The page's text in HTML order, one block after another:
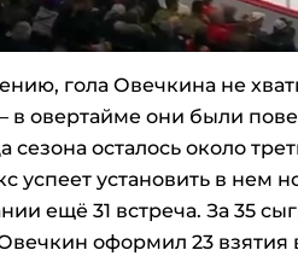
гола Овечкина не
в овертайме они были
сезона осталось около
успеет установить в нем
ещё 31 встреча. За 35
оформил 23 взятия